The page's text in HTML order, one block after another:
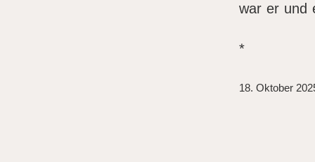
war er und
*
18. Oktober